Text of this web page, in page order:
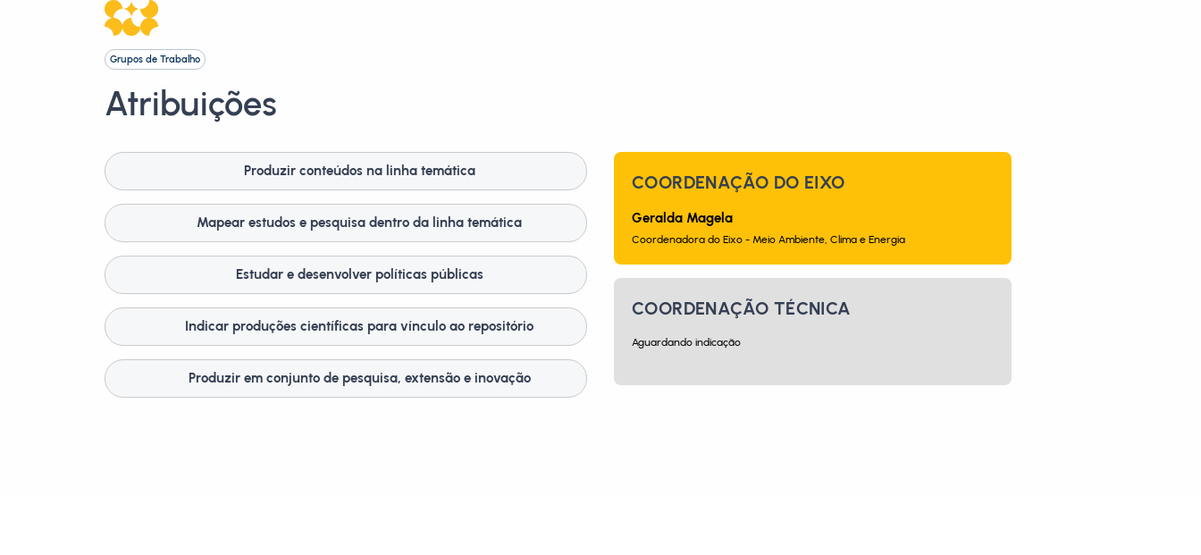
Grupos de Trabalho
Atribuições
Produzir conteúdos na linha temática
Mapear estudos e pesquisa dentro da linha temática
Estudar e desenvolver políticas públicas
Indicar produções científicas para vínculo ao repositório
Produzir em conjunto de pesquisa, extensão e inovação
COORDENAÇÃO DO EIXO
Geralda Magela
Coordenadora do Eixo - Meio Ambiente, Clima e Energia
COORDENAÇÃO TÉCNICA
Aguardando indicação